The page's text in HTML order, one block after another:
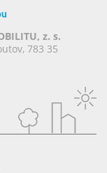
z. s.
783 35